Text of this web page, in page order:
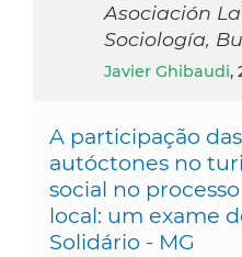
Asociación
Sociología,
Javier Ghibaudi,
A participação
autóctones no
social no
local: um exame
Solidário - MG